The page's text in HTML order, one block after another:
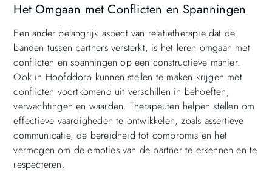
Het Omgaan met Conflicten en Spanningen
Een ander belangrijk aspect van relatietherapie dat de
banden tussen partners versterkt, is het leren omgaan met
conflicten en spanningen op een constructieve manier.
Ook in Hoofddorp kunnen stellen te maken krijgen met
conflicten voortkomend uit verschillen in behoeften,
verwachtingen en waarden. Therapeuten helpen stellen om
effectieve vaardigheden te ontwikkelen, zoals assertieve
communicatie, de bereidheid tot compromis en het
vermogen om de emoties van de partner te erkennen en te
respecteren.